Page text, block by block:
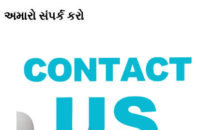
અમારો સંપર્ક કરો